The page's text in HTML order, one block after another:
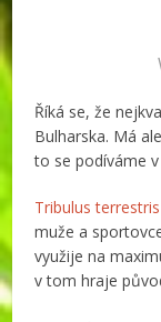
Říká se, že
Bulharska. Má
to se podíváme
Tribulus terrestris
muže a
využije na
v tom hraje